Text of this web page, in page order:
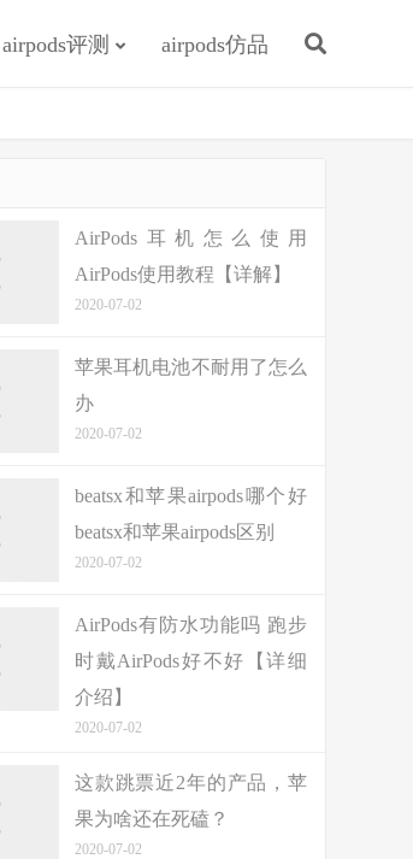
airpods评测 airpods仿品
AirPods耳机怎么使用
AirPods使用教程【详解】
2020-07-02
苹果耳机电池不耐用了怎么
办
2020-07-02
beatsx和苹果airpods哪个好
beatsx和苹果airpods区别
2020-07-02
AirPods有防水功能吗 跑步
时戴AirPods好不好【详细
介绍】
2020-07-02
这款跳票近2年的产品，苹
果为啥还在死磕？
2020-07-02